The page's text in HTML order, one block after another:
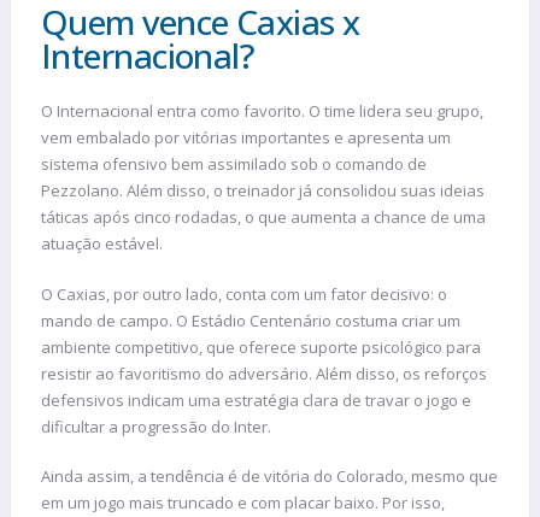
Quem vence Caxias x
Internacional?
O Internacional entra como favorito. O time lidera seu grupo,
vem embalado por vitórias importantes e apresenta um
sistema ofensivo bem assimilado sob o comando de
Pezzolano. Além disso, o treinador já consolidou suas ideias
táticas após cinco rodadas, o que aumenta a chance de uma
atuação estável.
O Caxias, por outro lado, conta com um fator decisivo: o
mando de campo. O Estádio Centenário costuma criar um
ambiente competitivo, que oferece suporte psicológico para
resistir ao favoritismo do adversário. Além disso, os reforços
defensivos indicam uma estratégia clara de travar o jogo e
dificultar a progressão do Inter.
Ainda assim, a tendência é de vitória do Colorado, mesmo que
em um jogo mais truncado e com placar baixo. Por isso,